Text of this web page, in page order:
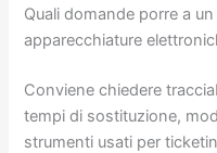
Quali domande porre a
apparecchiature
Conviene chiedere
tempi di sostituzione,
strumenti usati per